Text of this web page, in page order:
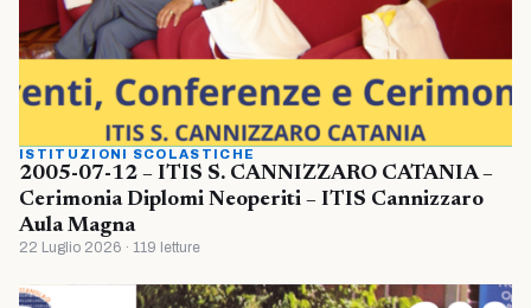
ISTITUZIONI SCOLASTICHE
2005-07-12 – ITIS S. CANNIZZARO CATANIA –
Cerimonia Diplomi Neoperiti – ITIS Cannizzaro
Aula Magna
22 Luglio 2026 · 119 letture